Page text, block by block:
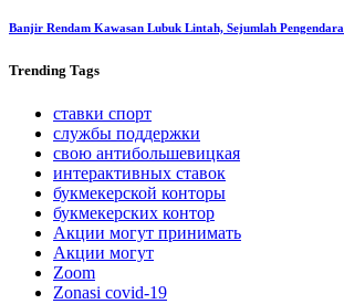
Banjir Rendam Kawasan Lubuk Lintah, Sejumlah
Trending Tags
ставки спорт
службы поддержки
свою антибольшевицкая
интерактивных ставок
букмекерской конторы
букмекерских контор
Акции могут принимать
Акции могут
Zoom
Zonasi covid-19